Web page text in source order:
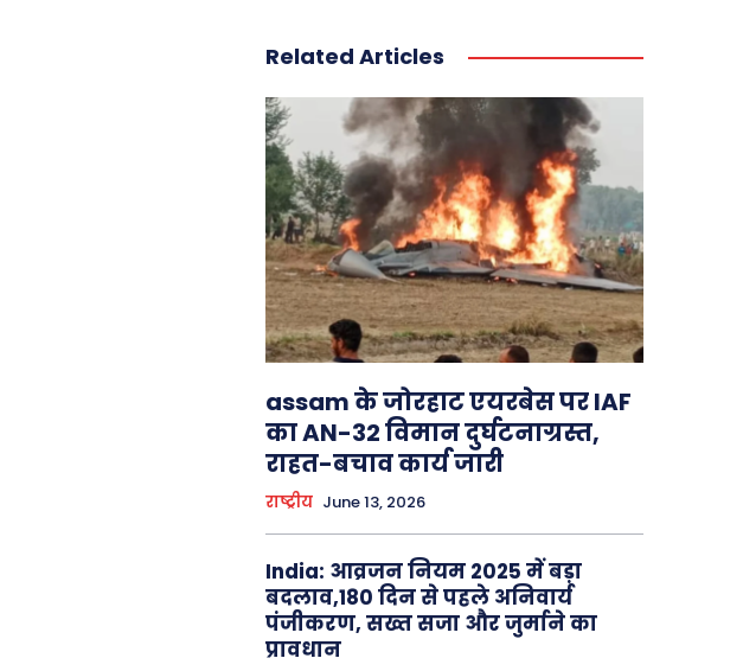
Related Articles
assam के जोरहाट एयरबेस पर IAF
का AN-32 विमान दुर्घटनाग्रस्त,
राहत-बचाव कार्य जारी
राष्ट्रीय June 13, 2026
India: आव्रजन नियम 2025 में बड़ा
बदलाव,180 दिन से पहले अनिवार्य
पंजीकरण, सख्त सजा और जुर्माने का
प्रावधान